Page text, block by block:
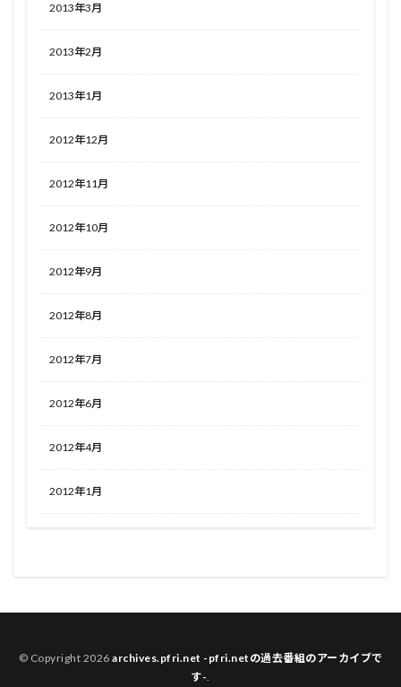
2013年3月
2013年2月
2013年1月
2012年12月
2012年11月
2012年10月
2012年9月
2012年8月
2012年7月
2012年6月
2012年4月
2012年1月
© Copyright 2026 archives.pfri.net -pfri.netの過去番組のアーカイブで
す-.